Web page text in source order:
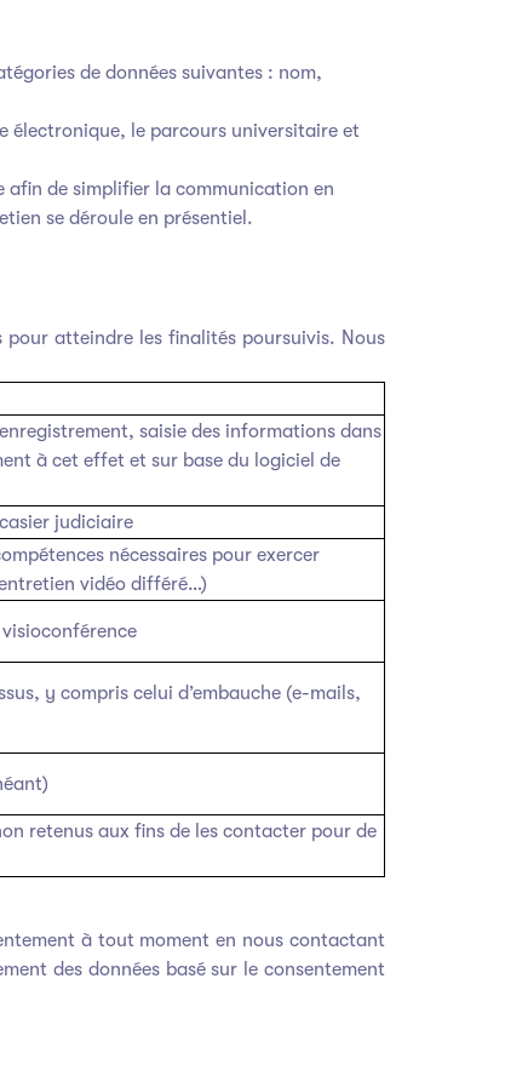
de données suivantes : nom,
électronique, le parcours universitaire et
afin de simplifier la communication en
se déroule en présentiel.
atteindre les finalités poursuivis. Nous
saisie des informations dans
à cet effet et sur base du logiciel de
judiciaire
nécessaires pour exercer
vidéo différé…)
y compris celui d’embauche (e-mails,
retenus aux fins de les contacter pour de
à tout moment en nous contactant
des données basé sur le consentement